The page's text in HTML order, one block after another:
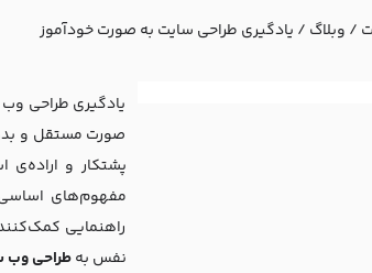
/ وبلاگ / یادگیری طراحی سایت به صورت خودآموز
یادگیری طراحی وب
صورت مستقل و
پشتکار و
راهنمایی
نفس بهطراحی وب‌